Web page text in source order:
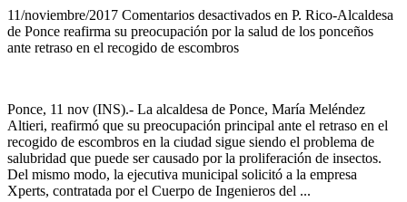
11/noviembre/2017 Comentarios desactivados en P. Rico-Alcaldesa
de Ponce reafirma su preocupación por la salud de los ponceños
ante retraso en el recogido de escombros
Ponce, 11 nov (INS).- La alcaldesa de Ponce, María Meléndez
Altieri, reafirmó que su preocupación principal ante el retraso en el
recogido de escombros en la ciudad sigue siendo el problema de
salubridad que puede ser causado por la proliferación de insectos.
Del mismo modo, la ejecutiva municipal solicitó a la empresa
Xperts, contratada por el Cuerpo de Ingenieros del ...